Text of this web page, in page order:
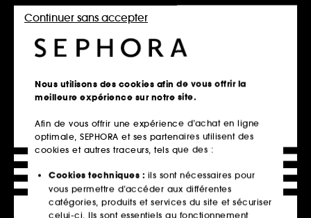
DÉCOUVRIR LA MARQUE
TOUS LES PRODUITS
SEPHORA COLLECTION
345 Produits
Nous utilisons des cookies afin de vous offrir la
meilleure expérience sur notre site.
Afin de vous offrir une expérience d’achat en ligne
optimale, SEPHORA et ses partenaires utilisent des
cookies et autres traceurs, tels que des :
Cookies techniques : ils sont nécessaires pour
vous permettre d’accéder aux différentes
catégories, produits et services du site et sécuriser
celui-ci. Ils sont essentiels au fonctionnement
Continuer sans accepter